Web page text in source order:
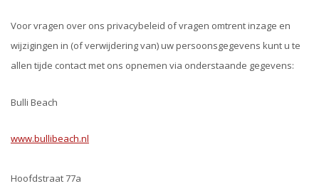
Voor vragen over ons privacybeleid of vragen omtrent inzage en
wijzigingen in (of verwijdering van) uw persoonsgegevens kunt u te
allen tijde contact met ons opnemen via onderstaande gegevens:
Bulli Beach
www.bullibeach.nl
Hoofdstraat 77a